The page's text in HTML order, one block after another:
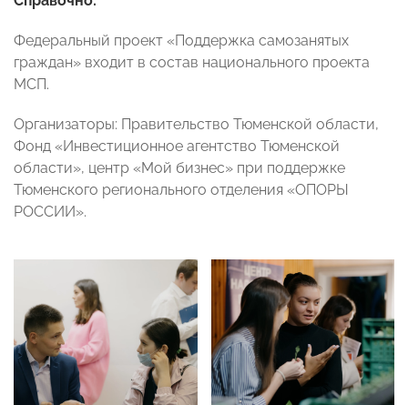
Федеральный проект «Поддержка самозанятых
граждан» входит в состав национального проекта
МСП.
Организаторы: Правительство Тюменской области,
Фонд «Инвестиционное агентство Тюменской
области», центр «Мой бизнес» при поддержке
Тюменского регионального отделения «ОПОРЫ
РОССИИ».